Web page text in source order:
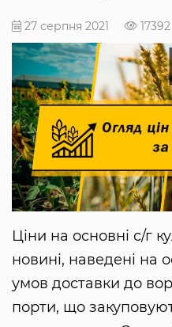
27 серпня 2021 17392
Ціни на основні с/г
новині, наведені на
умов доставки до
порти, що